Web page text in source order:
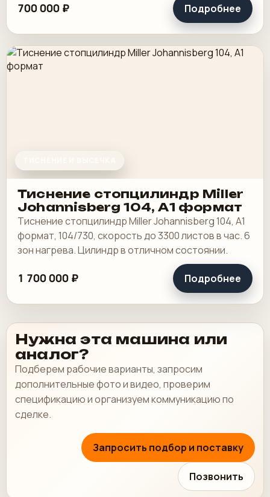
700 000 ₽ Подробнее
Тиснение стопцилиндр Miller
Johannisberg 104, А1 формат
Тиснение стопцилиндр Miller Johannisberg 104, А1
формат, 104/730, скорость до 3300 листов в час. 6
зон нагрева. Цилиндр в отличном состоянии.
1 700 000 ₽ Подробнее
Нужна эта машина или
аналог?
Подберем рабочие варианты, запросим
дополнительные фото и видео, проверим
спецификацию и организуем коммуникацию по
сделке.
Запросить подбор и поставку
Позвонить